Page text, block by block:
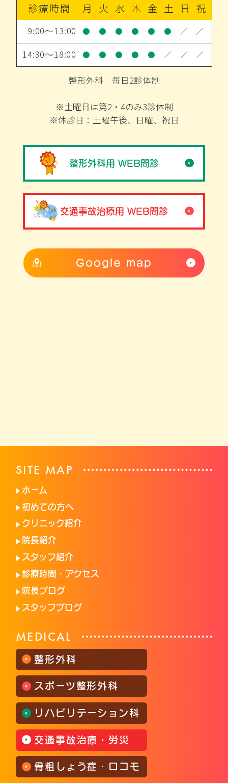
診療時間 月 火 水 木 金 土 日 祝
9:00～13:00 ● ● ● ● ● ● ／ ／
14:30～18:00 ● ● ● ● ● ／ ／ ／
整形外科 毎日2診体制
※土曜日は第2・4のみ3診体制
※休診日：土曜午後、日曜、祝日
整形外科用 WEB問診
交通事故治療用 WEB問診
Google map
SITE MAP
ホーム
初めての方へ
クリニック紹介
院長紹介
スタッフ紹介
診療時間・アクセス
院長ブログ
スタッフブログ
MEDICAL
整形外科
スポーツ整形外科
リハビリテーション科
交通事故治療・労災
骨粗しょう症・ロコモ